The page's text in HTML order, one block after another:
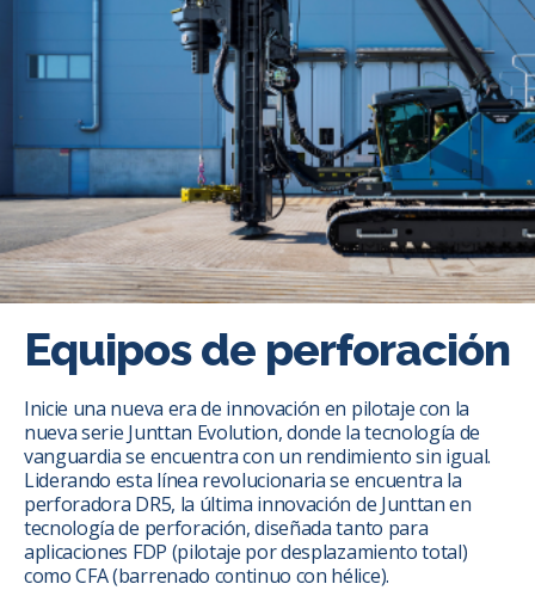
Equipos de perforación
Inicie una nueva era de innovación en pilotaje con la
nueva serie Junttan Evolution, donde la tecnología de
vanguardia se encuentra con un rendimiento sin igual.
Liderando esta línea revolucionaria se encuentra la
perforadora DR5, la última innovación de Junttan en
tecnología de perforación, diseñada tanto para
aplicaciones FDP (pilotaje por desplazamiento total)
como CFA (barrenado continuo con hélice).